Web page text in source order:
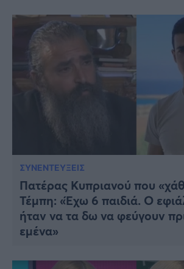
ΣΥΝΕΝΤΕΥΞΕΙΣ
Πατέρας Κυπριανού που
Τέμπη: «Έχω 6 παιδιά. Ο
ήταν να τα δω να φεύγουν
εμένα»